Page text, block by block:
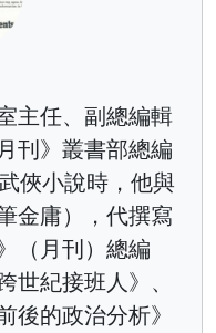
主任、副總編輯
刊》叢書部總編
俠小說時，他與
金庸），代撰寫
（月刊）總編
世紀接班人》、
後的政治分析》